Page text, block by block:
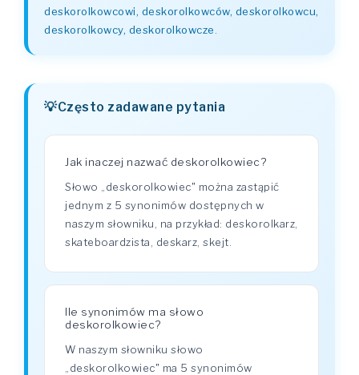
deskorolkowcowi, deskorolkowców, deskorolkowcu,
deskorolkowcy, deskorolkowcze
Często zadawane pytania
Jak inaczej nazwać deskorolkowiec?
Słowo „deskorolkowiec" można zastąpić
jednym z 5 synonimów dostępnych w
naszym słowniku, na przykład: deskorolkarz,
skateboardzista, deskarz, skejt.
Ile synonimów ma słowo
deskorolkowiec?
W naszym słowniku słowo
„deskorolkowiec" ma 5 synonimów